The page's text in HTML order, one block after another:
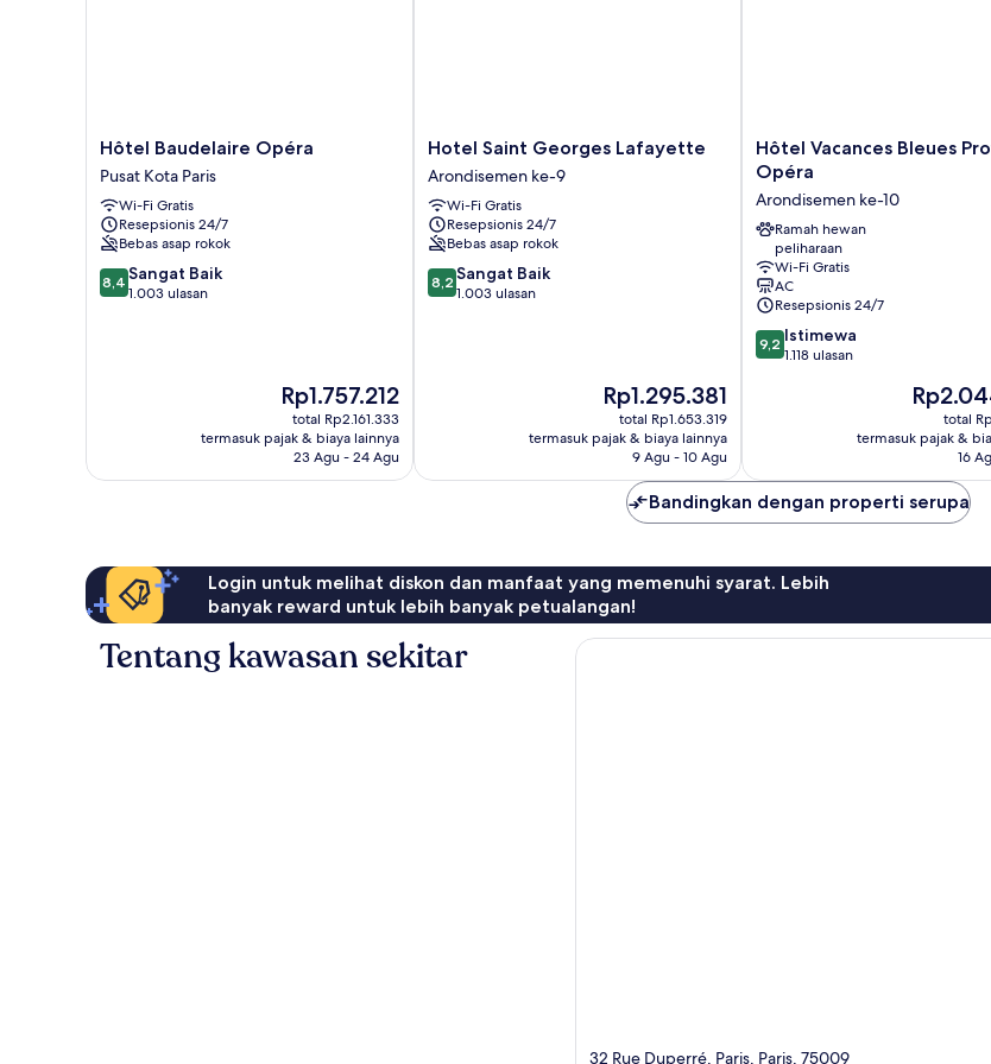
Hôtel
Baudelaire
Opéra
Pusat
Kota
Paris
Hôtel Baudelaire Opéra
Pusat Kota Paris
Wi-Fi Gratis
Resepsionis 24/7
Bebas asap rokok
8.4
dari
8,4 Sangat Baik
1.003 ulasan
Harga
sekarang
Rp1.757.212
Rp1.757.212
total Rp2.161.333
termasuk pajak & biaya lainnya
23 Agu - 24 Agu
Hotel
Saint
Georges
Lafayette
Arondisemen
ke-
9
Hotel Saint Georges Lafayette
Arondisemen ke-9
Wi-Fi Gratis
Resepsionis 24/7
Bebas asap rokok
8.2
dari
8,2 Sangat Baik
1.003 ulasan
Harga
sekarang
Rp1.295.381
Rp1.295.381
total Rp1.653.319
termasuk pajak & biaya lainnya
9 Agu - 10 Agu
Hôtel
Vacances
Bleues
Provinces
Opéra
Arondisemen
ke-
10
Hôtel Vacances Bleues
Opéra
Arondisemen ke-10
Ramah hewan
peliharaan
Wi-Fi Gratis
AC
Resepsionis 24/7
9.2
dari
9,2 Istimewa
1.118 ulasan
Harga
sekarang
total
termasuk pajak &
16
Bandingkan dengan properti serupa
Login untuk melihat diskon dan manfaat yang memenuhi syarat. Lebih
banyak reward untuk lebih banyak petualangan!
Tentang kawasan sekitar
32 Rue Duperré, Paris, Paris, 75009